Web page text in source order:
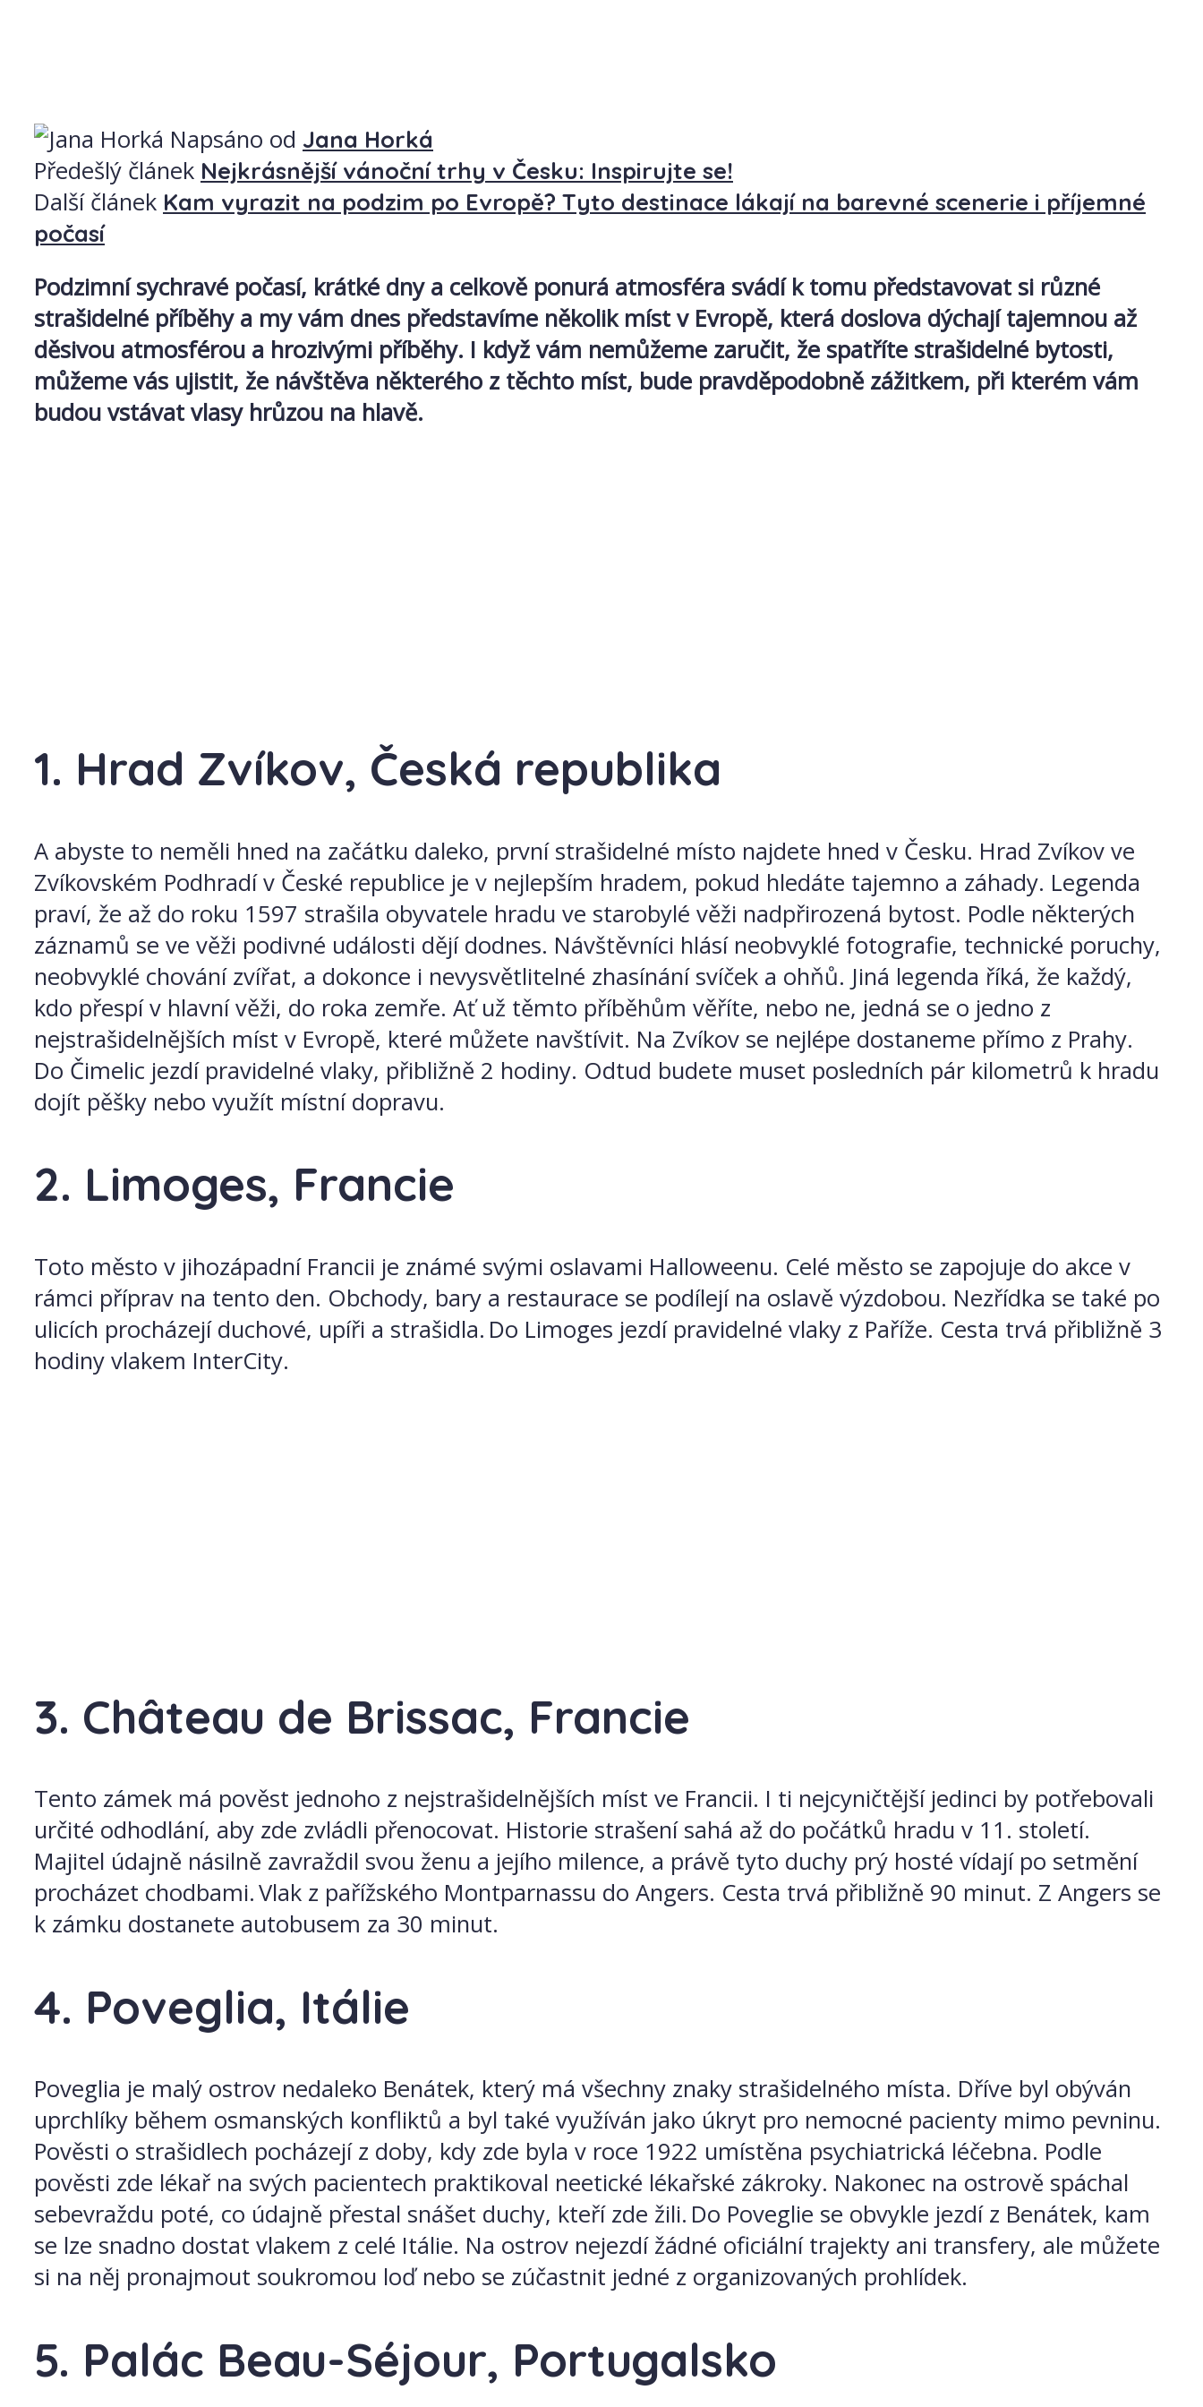
Napsáno od Jana Horká
Předešlý článek Nejkrásnější vánoční trhy v Česku: Inspirujte se!
Další článek Kam vyrazit na podzim po Evropě? Tyto destinace lákají na barevné scenerie i příjemné
počasí
Podzimní sychravé počasí, krátké dny a celkově ponurá atmosféra svádí k tomu představovat si různé
strašidelné příběhy a my vám dnes představíme několik míst v Evropě, která doslova dýchají tajemnou až
děsivou atmosférou a hrozivými příběhy. I když vám nemůžeme zaručit, že spatříte strašidelné bytosti,
můžeme vás ujistit, že návštěva některého z těchto míst, bude pravděpodobně zážitkem, při kterém vám
budou vstávat vlasy hrůzou na hlavě.
1. Hrad Zvíkov, Česká republika
A abyste to neměli hned na začátku daleko, první strašidelné místo najdete hned v Česku. Hrad Zvíkov ve
Zvíkovském Podhradí v České republice je v nejlepším hradem, pokud hledáte tajemno a záhady. Legenda
praví, že až do roku 1597 strašila obyvatele hradu ve starobylé věži nadpřirozená bytost. Podle některých
záznamů se ve věži podivné události dějí dodnes. Návštěvníci hlásí neobvyklé fotografie, technické poruchy,
neobvyklé chování zvířat, a dokonce i nevysvětlitelné zhasínání svíček a ohňů. Jiná legenda říká, že každý,
kdo přespí v hlavní věži, do roka zemře. Ať už těmto příběhům věříte, nebo ne, jedná se o jedno z
nejstrašidelnějších míst v Evropě, které můžete navštívit. Na Zvíkov se nejlépe dostaneme přímo z Prahy.
Do Čimelic jezdí pravidelné vlaky, přibližně 2 hodiny. Odtud budete muset posledních pár kilometrů k hradu
dojít pěšky nebo využít místní dopravu.
2. Limoges, Francie
Toto město v jihozápadní Francii je známé svými oslavami Halloweenu. Celé město se zapojuje do akce v
rámci příprav na tento den. Obchody, bary a restaurace se podílejí na oslavě výzdobou. Nezřídka se také po
ulicích procházejí duchové, upíři a strašidla. Do Limoges jezdí pravidelné vlaky z Paříže. Cesta trvá přibližně 3
hodiny vlakem InterCity.
3. Château de Brissac, Francie
Tento zámek má pověst jednoho z nejstrašidelnějších míst ve Francii. I ti nejcyničtější jedinci by potřebovali
určité odhodlání, aby zde zvládli přenocovat. Historie strašení sahá až do počátků hradu v 11. století.
Majitel údajně násilně zavraždil svou ženu a jejího milence, a právě tyto duchy prý hosté vídají po setmění
procházet chodbami. Vlak z pařížského Montparnassu do Angers. Cesta trvá přibližně 90 minut. Z Angers se
k zámku dostanete autobusem za 30 minut.
4. Poveglia, Itálie
Poveglia je malý ostrov nedaleko Benátek, který má všechny znaky strašidelného místa. Dříve byl obýván
uprchlíky během osmanských konfliktů a byl také využíván jako úkryt pro nemocné pacienty mimo pevninu.
Pověsti o strašidlech pocházejí z doby, kdy zde byla v roce 1922 umístěna psychiatrická léčebna. Podle
pověsti zde lékař na svých pacientech praktikoval neetické lékařské zákroky. Nakonec na ostrově spáchal
sebevraždu poté, co údajně přestal snášet duchy, kteří zde žili. Do Poveglie se obvykle jezdí z Benátek, kam
se lze snadno dostat vlakem z celé Itálie. Na ostrov nejezdí žádné oficiální trajekty ani transfery, ale můžete
si na něj pronajmout soukromou loď nebo se zúčastnit jedné z organizovaných prohlídek.
5. Palác Beau-Séjour, Portugalsko